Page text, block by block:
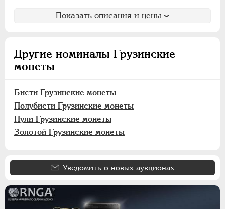
Показать описания и цены
Другие номиналы Грузинские
монеты
Бисти Грузинские монеты
Полубисти Грузинские монеты
Пули Грузинские монеты
Золотой Грузинские монеты
Уведомить о новых аукционах
Бухарские монеты
Хивинское ханство
Йеверские монеты
Ионийские монеты
Польские. Осада Замостья
Польские. Восстание 1830-1831
Французские монеты
Австрийские дукаты
Германская оккупация 1916